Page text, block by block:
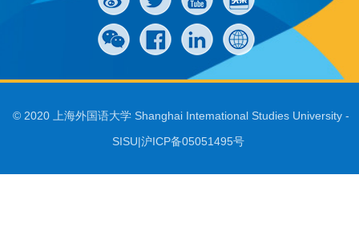
© 2020 上海外国语大学 Shanghai Intemational Studies University -
SISU|沪ICP备05051495号